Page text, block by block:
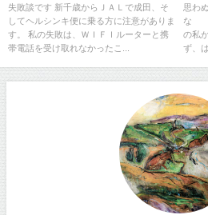
失敗談です 新千歳からＪＡＬで成田、そ
してヘルシンキ便に乗る方に注意がありま
す。 私の失敗は、ＷＩＦＩルーターと携
帯電話を受け取れなかったこ...
思わ
な
の私
ず、